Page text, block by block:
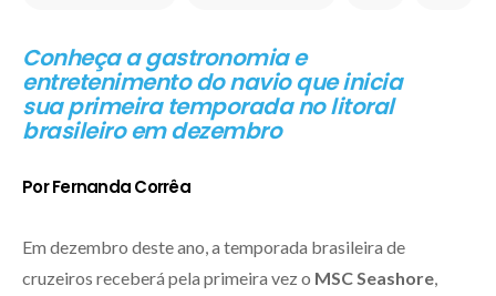
Conheça a gastronomia e
entretenimento do navio que inicia
sua primeira temporada no litoral
brasileiro em dezembro
Por Fernanda Corrêa
Em dezembro deste ano, a temporada brasileira de
cruzeiros receberá pela primeira vez o MSC Seashore